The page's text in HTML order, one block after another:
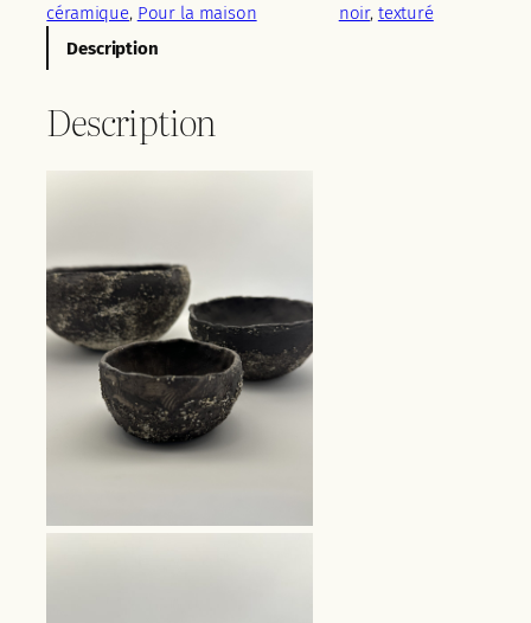
céramique, Pour la maison
noir, texturé
Description
Description